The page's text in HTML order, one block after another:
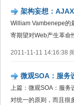
架构妄想：
William Vambenepe的
寄期望对Web产生革命
2011-11-11 14:16:38
微观SOA：服务
上篇：微观SOA：服务
对统一的原则，而且很